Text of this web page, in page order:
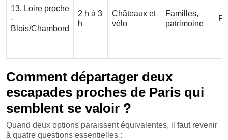
13. Loire proche
-
Blois/Chambord
2 h à 3
h
Châteaux et
vélo
Familles,
patrimoine
Comment départager deux
escapades proches de Paris qui
semblent se valoir ?
Quand deux options paraissent équivalentes, il faut revenir
à quatre questions essentielles :